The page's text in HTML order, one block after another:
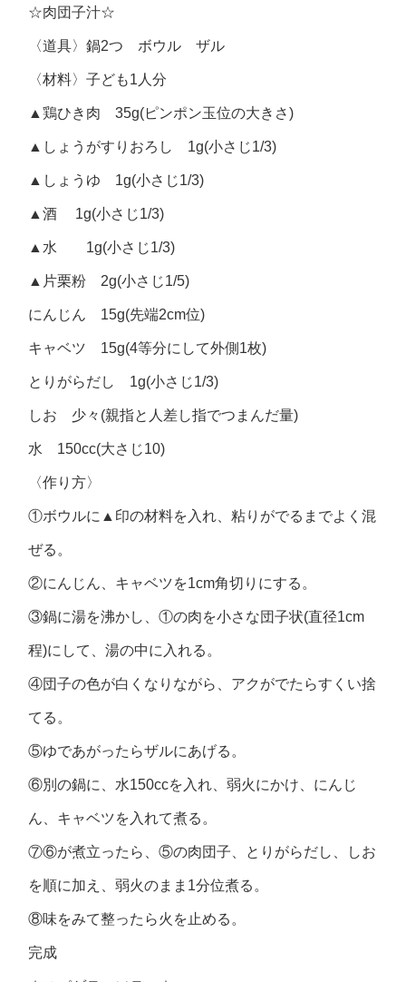
☆肉団子汁☆
〈道具〉鍋2つ ボウル ザル
〈材料〉子ども1人分
▲鶏ひき肉 35g(ピンポン玉位の大きさ)
▲しょうがすりおろし 1g(小さじ1/3)
▲しょうゆ 1g(小さじ1/3)
▲酒 1g(小さじ1/3)
▲水 1g(小さじ1/3)
▲片栗粉 2g(小さじ1/5)
にんじん 15g(先端2cm位)
キャベツ 15g(4等分にして外側1枚)
とりがらだし 1g(小さじ1/3)
しお 少々(親指と人差し指でつまんだ量)
水 150cc(大さじ10)
〈作り方〉
①ボウルに▲印の材料を入れ、粘りがでるまでよく混
ぜる。
②にんじん、キャベツを1cm角切りにする。
③鍋に湯を沸かし、①の肉を小さな団子状(直径1cm
程)にして、湯の中に入れる。
④団子の色が白くなりながら、アクがでたらすくい捨
てる。
⑤ゆであがったらザルにあげる。
⑥別の鍋に、水150ccを入れ、弱火にかけ、にんじ
ん、キャベツを入れて煮る。
⑦⑥が煮立ったら、⑤の肉団子、とりがらだし、しお
を順に加え、弱火のまま1分位煮る。
⑧味をみて整ったら火を止める。
完成